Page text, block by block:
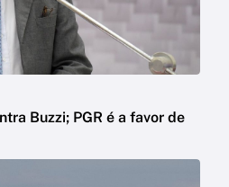
Buzzi; PGR é a favor de